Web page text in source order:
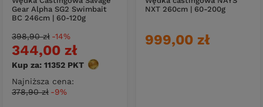
Gear Alpha SG2 Swimbait
BC 246cm | 60-120g
344,00 zł
Kup za: 11352 PKT punktów
Najniższa cena:
378,90 zł -9%
398,90 zł -14%
NXT 260cm | 60-200g
999,00 zł